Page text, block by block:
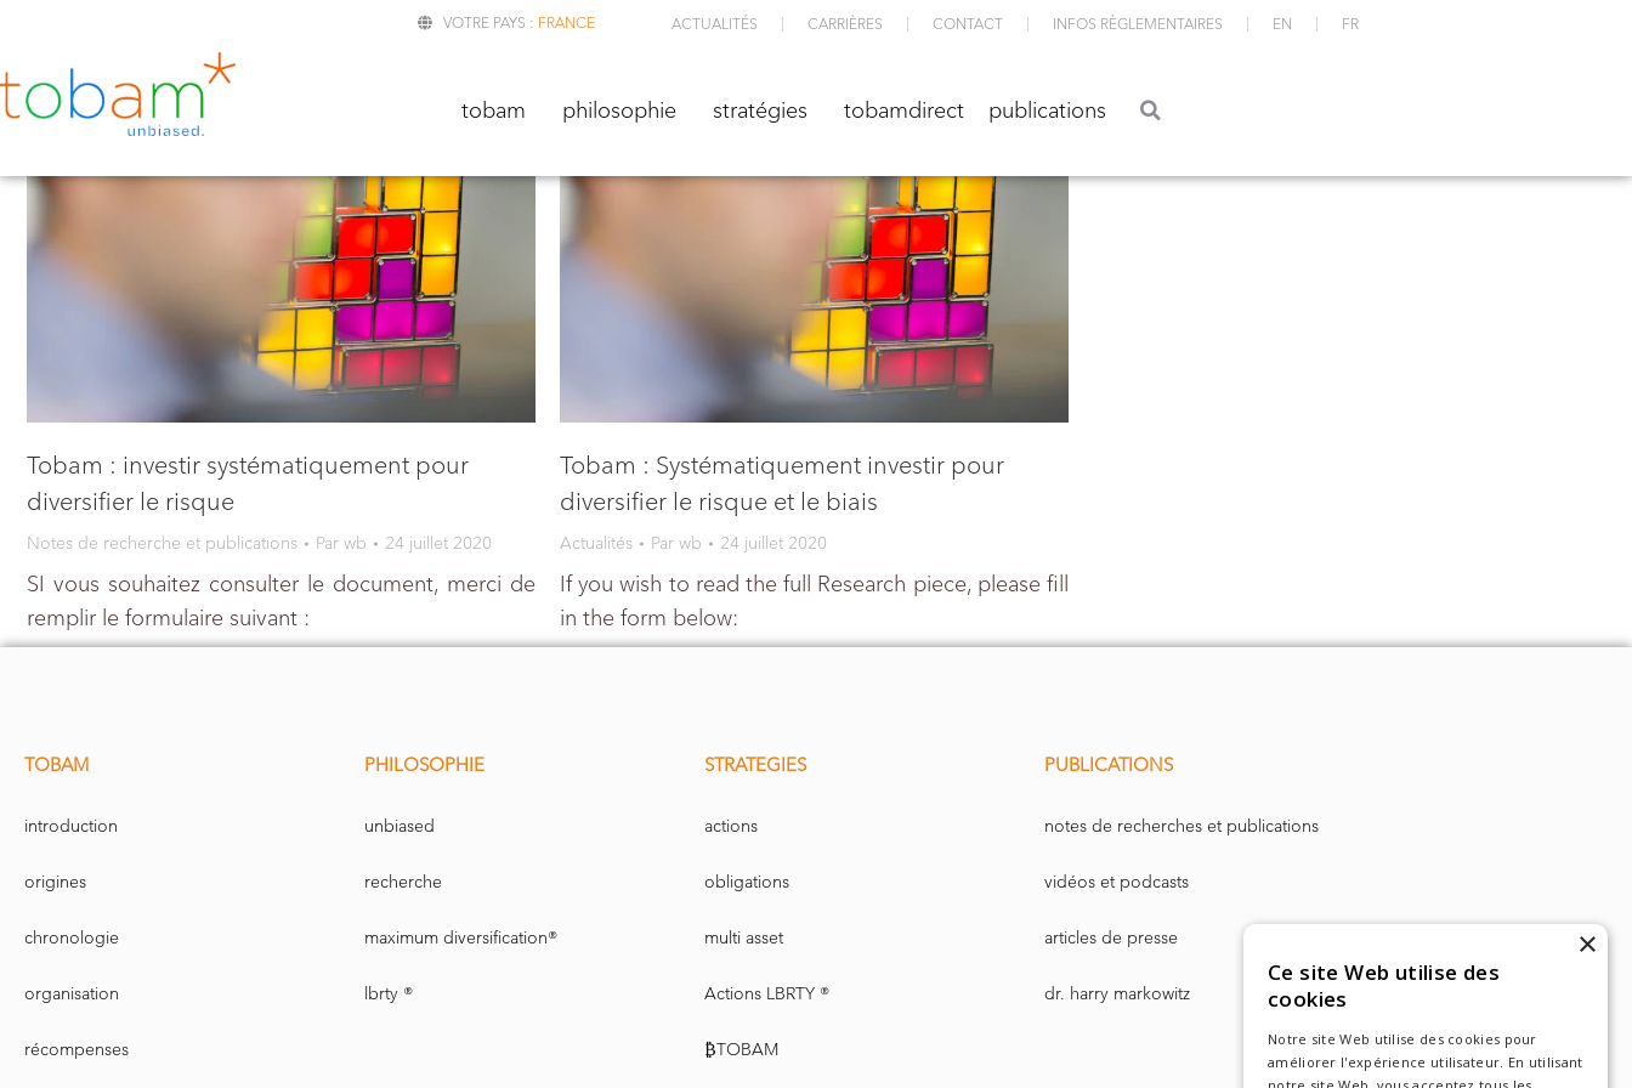
VOTRE PAYS : FRANCE ACTUALITÉS CARRIÈRES CONTACT INFOS RÈGLEMENTAIRES EN FR
tobam philosophie stratégies tobamdirect publications
Tobam : investir systématiquement pour
diversifier le risque
Notes de recherche et publications Par wb 24 juillet 2020
SI vous souhaitez consulter le document, merci de
remplir le formulaire suivant :
Tobam : Systématiquement investir pour
diversifier le risque et le biais
Actualités Par wb 24 juillet 2020
If you wish to read the full Research piece, please fill
in the form below:
TOBAM
introduction
origines
chronologie
organisation
récompenses
PHILOSOPHIE
unbiased
recherche
maximum diversification®
lbrty ®
STRATEGIES
actions
obligations
multi asset
Actions LBRTY ®
₿TOBAM
PUBLICATIONS
notes de recherches et publications
vidéos et podcasts
articles de presse
dr. harry markowitz
×
Ce site Web utilise des
cookies
Notre site Web utilise des cookies pour
améliorer l'expérience utilisateur. En utilisant